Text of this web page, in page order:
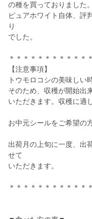
の種を買っておりました
ピュアホワイト自体、評
り
でした。
＊＊＊＊＊＊＊＊＊＊＊
【注意事項】
トウモロコシの美味しい
そのため、収穫が開始出
いただきます。収穫に適
お中元シールをご希望の
出荷月の上旬に一度、出
せて
いただきます。
＊＊＊＊＊＊＊＊＊＊＊